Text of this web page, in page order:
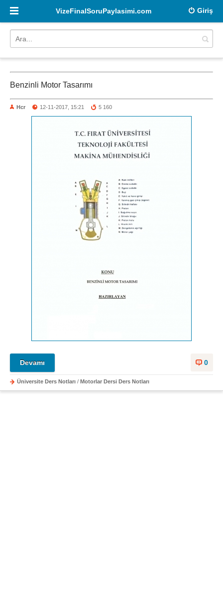
Giriş
VizeFinalSoruPaylasimi.com
Benzinli Motor Tasarımı
Hcr 12-11-2017, 15:21 5 160
0
Devamı
Üniversite Ders Notları / Motorlar Dersi Ders Notları